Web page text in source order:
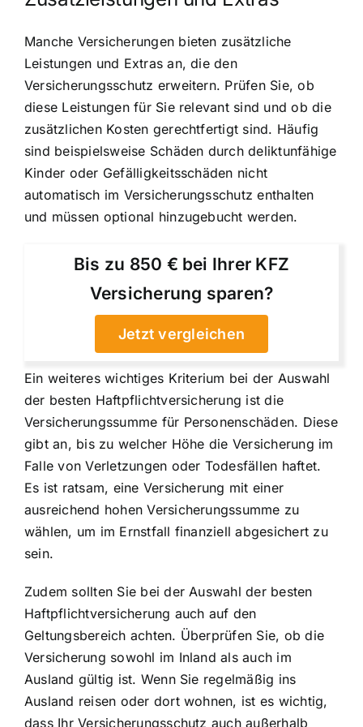
Manche Versicherungen bieten zusätzliche
Leistungen und Extras an, die den
Versicherungsschutz erweitern. Prüfen Sie, ob
diese Leistungen für Sie relevant sind und ob die
zusätzlichen Kosten gerechtfertigt sind. Häufig
sind beispielsweise Schäden durch deliktunfähige
Kinder oder Gefälligkeitsschäden nicht
automatisch im Versicherungsschutz enthalten
und müssen optional hinzugebucht werden.
Bis zu 850 € bei Ihrer KFZ
Versicherung sparen?
Jetzt vergleichen
Ein weiteres wichtiges Kriterium bei der Auswahl
der besten Haftpflichtversicherung ist die
Versicherungssumme für Personenschäden. Diese
gibt an, bis zu welcher Höhe die Versicherung im
Falle von Verletzungen oder Todesfällen haftet.
Es ist ratsam, eine Versicherung mit einer
ausreichend hohen Versicherungssumme zu
wählen, um im Ernstfall finanziell abgesichert zu
sein.
Zudem sollten Sie bei der Auswahl der besten
Haftpflichtversicherung auch auf den
Geltungsbereich achten. Überprüfen Sie, ob die
Versicherung sowohl im Inland als auch im
Ausland gültig ist. Wenn Sie regelmäßig ins
Ausland reisen oder dort wohnen, ist es wichtig,
dass Ihr Versicherungsschutz auch außerhalb